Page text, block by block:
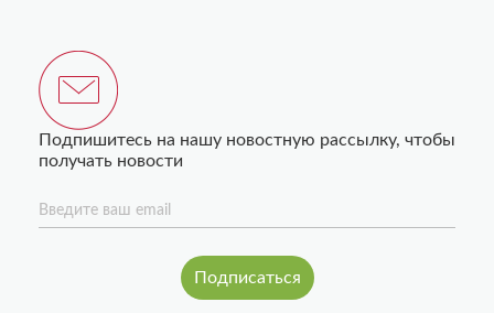
Подпишитесь на нашу новостную рассылку, чтобы
получать новости
Введите ваш email